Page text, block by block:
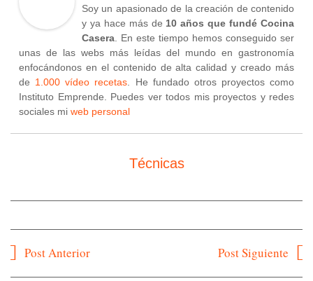
Soy un apasionado de la creación de contenido
y ya hace más de 10 años que fundé Cocina
Casera . En este tiempo hemos conseguido ser
unas de las webs más leídas del mundo en gastronomía
enfocándonos en el contenido de alta calidad y creado más
de 1.000 vídeo recetas . He fundado otros proyectos como
Instituto Emprende. Puedes ver todos mis proyectos y redes
sociales mi web personal
Técnicas
Navegación
Post Anterior Post Siguiente